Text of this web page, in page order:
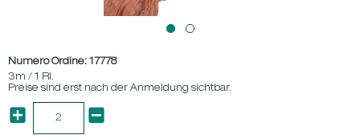
Numero Ordine: 17778
3m / 1 Rl.
Preise sind erst nach der Anmeldung sichtbar.